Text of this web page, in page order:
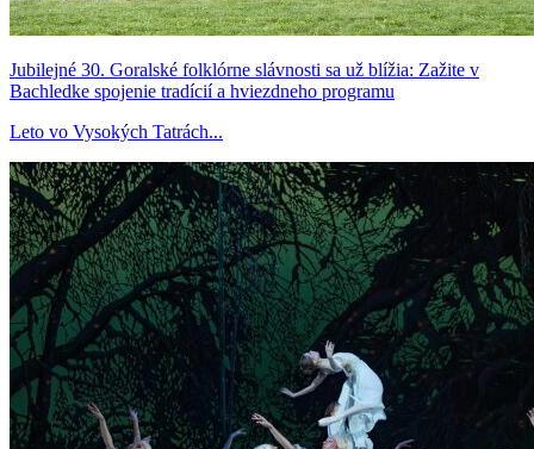
Jubilejné 30. Goralské folklórne slávnosti sa už blížia: Zažite v
Bachledke spojenie tradícií a hviezdneho programu
Leto vo Vysokých Tatrách...